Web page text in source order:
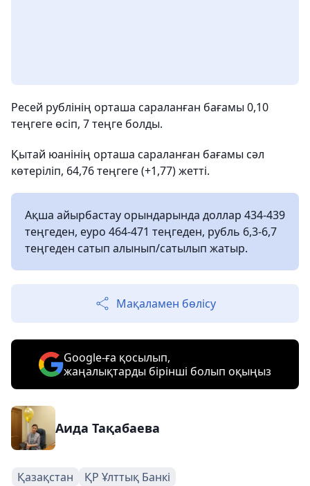
Ресей рублінің орташа сараланған бағамы 0,10
теңгеге өсіп, 7 теңге болды.
Қытай юанінің орташа сараланған бағамы сәл
көтеріліп, 64,76 теңгеге (+1,77) жетті.
Ақша айырбастау орындарында доллар 434-439
теңгеден, еуро 464-471 теңгеден, рубль 6,3-6,7
теңгеден сатып алынып/сатылып жатыр.
Мақаламен бөлісу
Google-ға қосылып,
жаңалықтарды бірінші болып оқыңыз
Аида Тақабаева
Қазақстан ҚР Ұлттық Банкі